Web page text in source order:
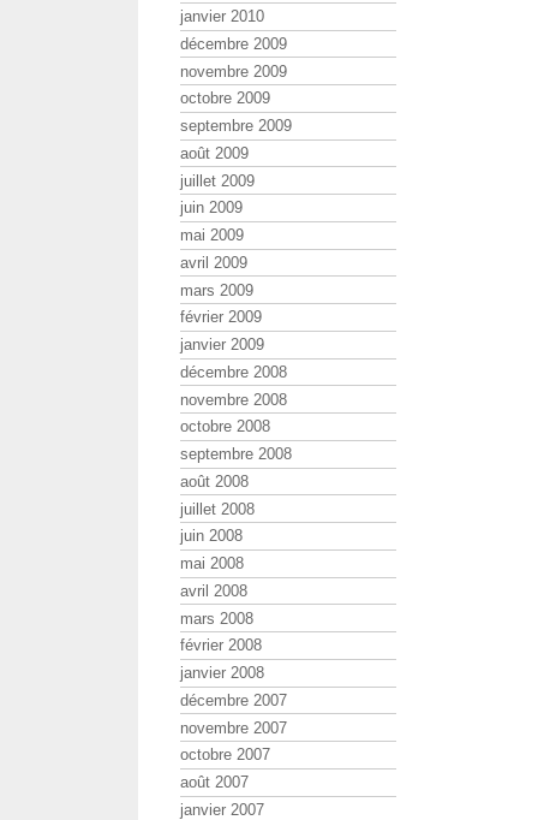
janvier 2010
décembre 2009
novembre 2009
octobre 2009
septembre 2009
août 2009
juillet 2009
juin 2009
mai 2009
avril 2009
mars 2009
février 2009
janvier 2009
décembre 2008
novembre 2008
octobre 2008
septembre 2008
août 2008
juillet 2008
juin 2008
mai 2008
avril 2008
mars 2008
février 2008
janvier 2008
décembre 2007
novembre 2007
octobre 2007
août 2007
janvier 2007